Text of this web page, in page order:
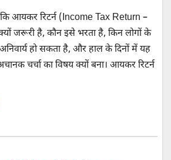
आयकर रिटर्न (Income Tax Return –
जरूरी है, कौन इसे भरता है, किन लोगों के
हो सकता है, और हाल के दिनों में यह
चर्चा का विषय क्यों बना। आयकर रिटर्न